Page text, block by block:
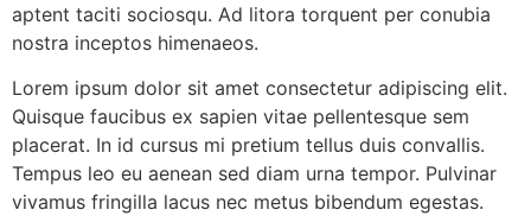
aptent taciti sociosqu. Ad litora torquent per conubia
nostra inceptos himenaeos.
Lorem ipsum dolor sit amet consectetur adipiscing elit.
Quisque faucibus ex sapien vitae pellentesque sem
placerat. In id cursus mi pretium tellus duis convallis.
Tempus leo eu aenean sed diam urna tempor. Pulvinar
vivamus fringilla lacus nec metus bibendum egestas.